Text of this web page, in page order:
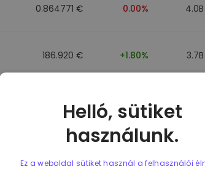
0.864771 € 0.00%
186.920 € +1.80%
0.00%
Helló, sütiket
használunk.
Ez a weboldal sütiket használ a felhasználói